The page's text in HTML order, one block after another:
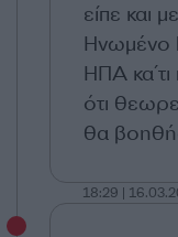
είπε και
Ηνωμένο
ΗΠΑ
ότι
θα
18:29 |